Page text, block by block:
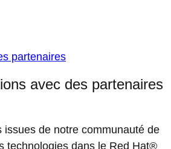
partenaires
avec des partenaires
issues de notre communauté de
technologies dans le Red Hat®